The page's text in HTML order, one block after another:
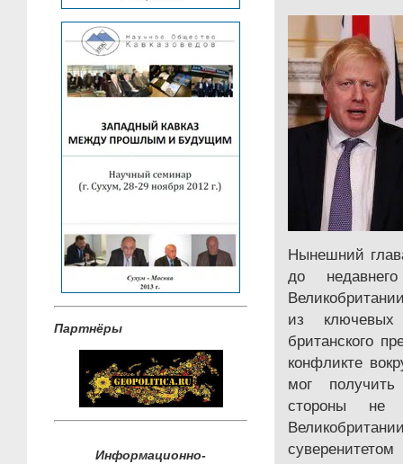
Партнёры
Информационно-
Нынешний
до
из
британского
конфликте
мог
стороны